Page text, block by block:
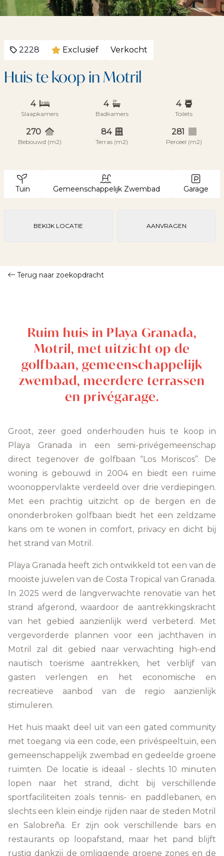
2228 Exclusief Verkocht
Huis te koop in Motril
4
Slaapkamers
4
Badkamers
4
Toilets
270
Bebouwd (m2)
84
Terras (m2)
281
Perceel (m2)
Tuin Gemeenschappelijk Zwembad Garage
BEKIJK LOCATIE AANVRAGEN
Terug naar zoekopdracht
Ruim huis in Playa Granada,
Motril, met uitzicht op de
golfbaan, gemeenschappelijk
zwembad, meerdere terrassen
en privégarage.
Groot, zeer goed onderhouden huis te koop in
Playa Granada in een semi-privégemeenschap
direct tegenover de golfbaan “Los Moriscos”. De
woning is gebouwd in 2004 en biedt een ruime
woonoppervlakte verdeeld over drie verdiepingen.
Met een prachtig uitzicht op de bergen en de
ononderbroken golfbaan biedt het een zeldzame
kans om te wonen in comfort, privacy en dicht bij
het strand van Motril.
Playa Granada heeft zich ontwikkeld tot een van de
mooiste juwelen van de Costa Tropical van Granada.
In 2025 werd de langverwachte renovatie van het
strand afgerond, waardoor de aantrekkingskracht
van het gebied aanzienlijk werd verbeterd. Met
vergevorderde plannen voor een jachthaven in
Motril zal dit gebied naar verwachting high-end
nautisch toerisme aantrekken, het verblijf van
gasten verlengen en het economische en
recreatieve aanbod van de regio aanzienlijk
stimuleren.
Het huis maakt deel uit van een gated community
met toegang via een code, een privéspeeltuin, een
gemeenschappelijk zwembad en gedeelde groene
ruimten. De locatie is ideaal - slechts 10 minuten
lopen naar het strand, dicht bij verschillende
sportfaciliteiten zoals tennis- en paddlebanen, en
slechts een klein eindje rijden naar de steden Motril
en Salobreña. Er zijn ook verschillende bars en
restaurants op loopafstand, maar het pand blijft
rustig dankzij de omliggende groene zones en de